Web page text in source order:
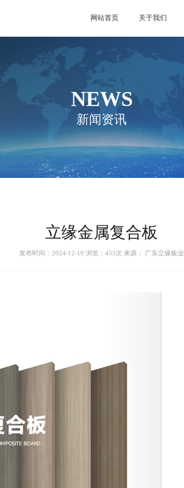
网站首页 关于我们
NEWS
新闻资讯
立缘金属复合板
发布时间：2024-12-10 浏览：453次 来源： 广东立缘板业